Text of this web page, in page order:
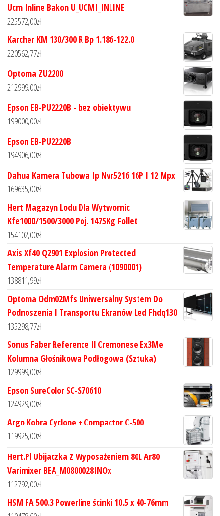
Ucm Inline Bakon U_UCMI_INLINE
225572,00zł
Karcher KM 130/300 R Bp 1.186-122.0
220562,77zł
Optoma ZU2200
212999,00zł
Epson EB-PU2220B - bez obiektywu
199000,00zł
Epson EB-PU2220B
194906,00zł
Dahua Kamera Tubowa Ip Nvr5216 16P I 12 Mpx
169635,00zł
Hert Magazyn Lodu Dla Wytwornic
Kfe1000/1500/3000 Poj. 1475Kg Follet
154102,00zł
Axis Xf40 Q2901 Explosion Protected
Temperature Alarm Camera (1090001)
138811,99zł
Optoma Odm02Mfs Uniwersalny System Do
Podnoszenia I Transportu Ekranów Led Fhdq130
135298,77zł
Sonus Faber Reference Il Cremonese Ex3Me
Kolumna Głośnikowa Podłogowa (Sztuka)
129999,00zł
Epson SureColor SC-S70610
124929,00zł
Argo Kobra Cyclone + Compactor C-500
119925,00zł
Hert.Pl Ubijaczka Z Wyposażeniem 80L Ar80
Varimixer BEA_M0800028INOx
112792,00zł
HSM FA 500.3 Powerline ścinki 10.5 x 40-76mm